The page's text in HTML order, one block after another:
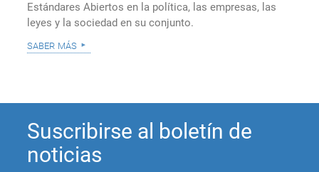
Estándares Abiertos en la política, las empresas, las
leyes y la sociedad en su conjunto.
saber más
Suscribirse al boletín de
noticias